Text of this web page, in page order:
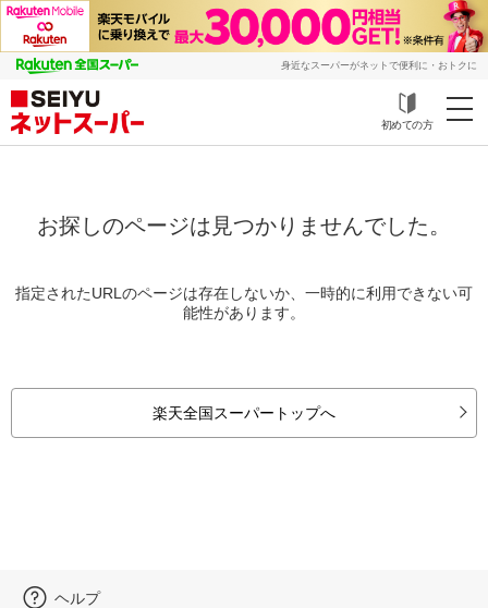
身近なスーパーがネットで便利に・おトクに
初めての方
お探しのページは見つかりませんでした。
指定されたURLのページは存在しないか、一時的に利用できない可
能性があります。
楽天全国スーパートップへ
ヘルプ